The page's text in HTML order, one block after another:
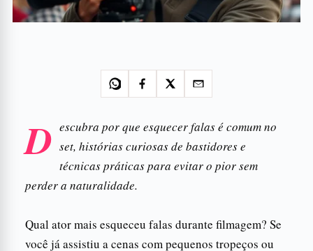
D escubra por que esquecer falas é comum no
set, histórias curiosas de bastidores e
técnicas práticas para evitar o pior sem
perder a naturalidade.
Qual ator mais esqueceu falas durante filmagem? Se
você já assistiu a cenas com pequenos tropeços ou